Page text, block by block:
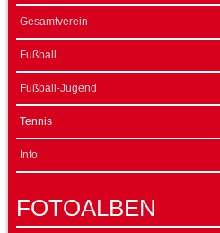
Gesamtverein
Fußball
Fußball-Jugend
Tennis
Info
FOTOALBEN